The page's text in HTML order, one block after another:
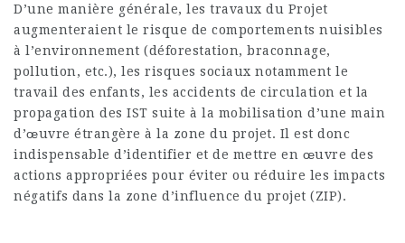
D’une manière générale, les travaux du Projet
augmenteraient le risque de comportements nuisibles
à l’environnement (déforestation, braconnage,
pollution, etc.), les risques sociaux notamment le
travail des enfants, les accidents de circulation et la
propagation des IST suite à la mobilisation d’une main
d’œuvre étrangère à la zone du projet. Il est donc
indispensable d’identifier et de mettre en œuvre des
actions appropriées pour éviter ou réduire les impacts
négatifs dans la zone d’influence du projet (ZIP).